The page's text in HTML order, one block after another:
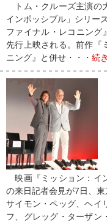
トム・クルーズ主演の
インポッシブル」シリー
ファイナル・レコニング
先行上映される。前作『
ニング』と併せ・・・ 続
映画『ミッション：イ
の来日記者会見が7日、
サイモン・ペッグ、ヘイ
フ、グレッグ・ターザン